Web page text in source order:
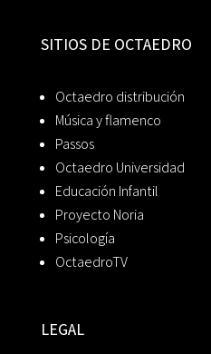
SITIOS DE OCTAEDRO
Octaedro distribución
Música y flamenco
Passos
Octaedro Universidad
Educación Infantil
Proyecto Noria
Psicología
OctaedroTV
LEGAL